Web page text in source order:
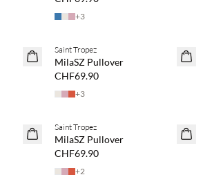
+3
NEUHEITEN
Saint Tropez
MilaSZ Pullover
CHF69.90
+3
NEUHEITEN
Saint Tropez
MilaSZ Pullover
CHF69.90
+2